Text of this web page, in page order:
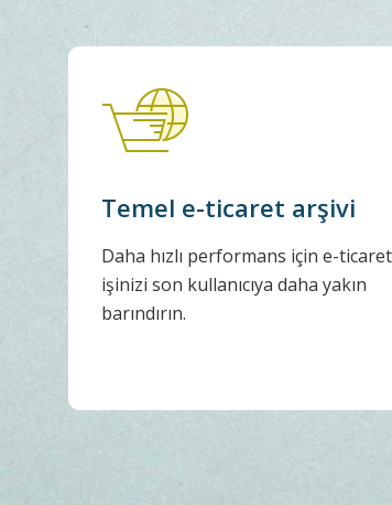
Temel e-ticaret arşivi
Daha hızlı performans için e-ticaret
işinizi son kullanıcıya daha yakın
barındırın.